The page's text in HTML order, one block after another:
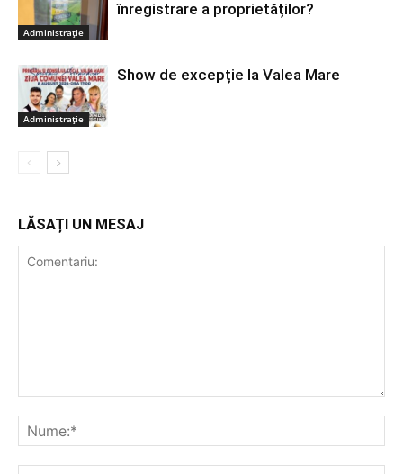
Administrație
înregistrare a proprietăților?
Administrație
Show de excepție la Valea Mare
LĂSAȚI UN MESAJ